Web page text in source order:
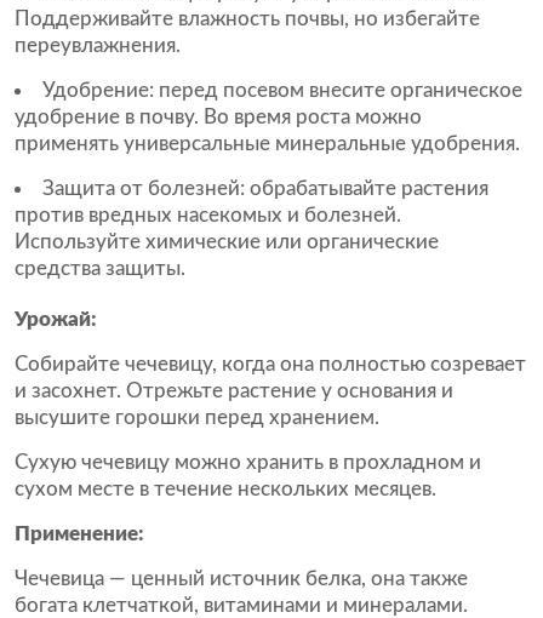
Поддерживайте влажность почвы, но избегайте
переувлажнения.
Удобрение: перед посевом внесите органическое
удобрение в почву. Во время роста можно
применять универсальные минеральные удобрения.
Защита от болезней: обрабатывайте растения
против вредных насекомых и болезней.
Используйте химические или органические
средства защиты.
Урожай:
Собирайте чечевицу, когда она полностью созревает
и засохнет. Отрежьте растение у основания и
высушите горошки перед хранением.
Сухую чечевицу можно хранить в прохладном и
сухом месте в течение нескольких месяцев.
Применение:
Чечевица — ценный источник белка, она также
богата клетчаткой, витаминами и минералами.